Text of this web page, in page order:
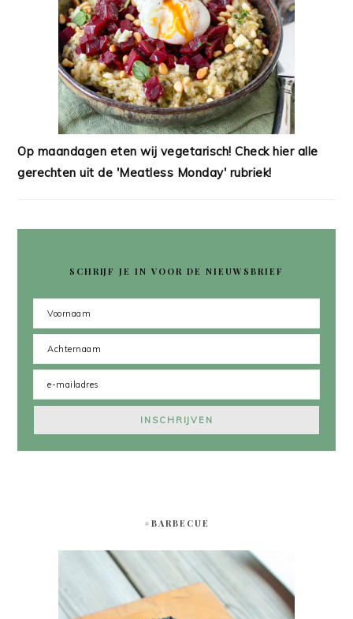
Op maandagen eten wij vegetarisch! Check hier alle
gerechten uit de 'Meatless Monday' rubriek!
SCHRIJF JE IN VOOR DE NIEUWSBRIEF
#BARBECUE